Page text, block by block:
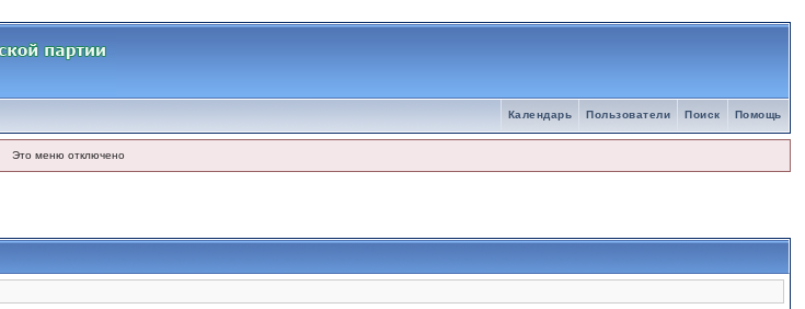
Помощь
Поиск
Пользователи
Календарь
Это меню отключено